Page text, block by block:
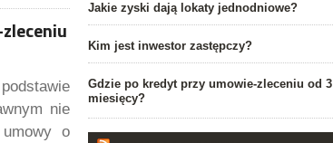
nie
o
Jakie zyski dają lokaty jednodniowe?
Kim jest inwestor zastępczy?
Gdzie po kredyt przy umowie-zleceniu od 3
miesięcy?